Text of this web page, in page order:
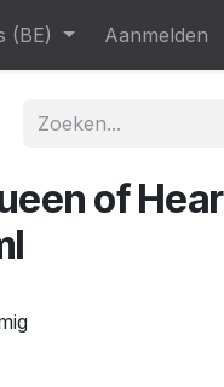
Evenementen
(BE) Aanmelden
of